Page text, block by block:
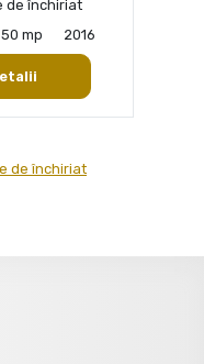
de închiriat
50 mp 2016
de închiriat